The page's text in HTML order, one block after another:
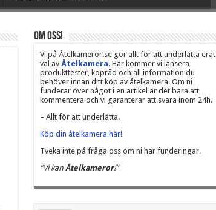
Om oss!
Vi på Åtelkameror.segör allt för att underlätta erat
val av Åtelkamera. Här kommer vi lansera
produkttester, köpråd och all information du
behöver innan ditt köp av åtelkamera. Om ni
funderar över något i en artikel är det bara att
kommentera och vi garanterar att svara inom 24h.
– Allt för att underlätta.
Köp din åtelkamera här!
Tveka inte på fråga oss om ni har funderingar.
”Vi kan Åtelkameror!”